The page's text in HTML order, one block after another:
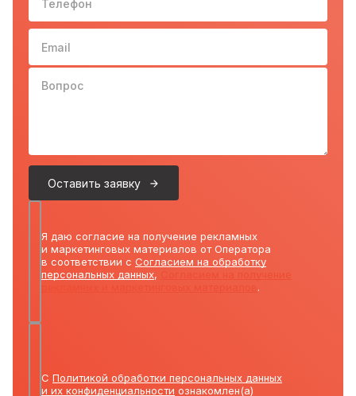
Email
Вопрос
Оставить заявку
Я даю согласие на получение рекламных
и маркетинговых материалов от Оператора
в соответствии с Согласием на обработку
персональных данных,
.
С Политикой обработки персональных данных
и их конфиденциальности ознакомлен(а)